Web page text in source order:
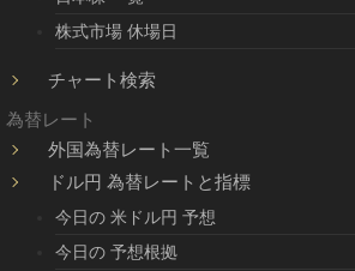
株式市場 休場日
チャート検索
為替レート
外国為替レート一覧
ドル円 為替レートと指標
今日の 米ドル円 予想
今日の 予想根拠